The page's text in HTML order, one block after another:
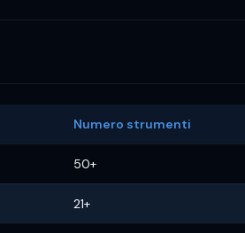
Numero strumenti
50+
21+